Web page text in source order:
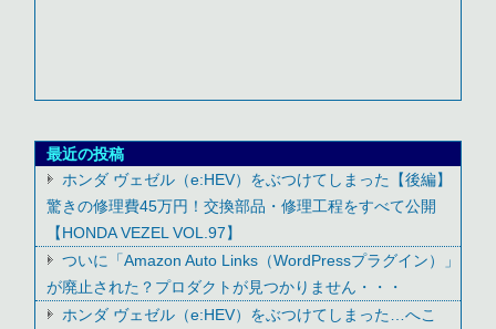
最近の投稿
ホンダ ヴェゼル（e:HEV）をぶつけてしまった【後編】
驚きの修理費45万円！交換部品・修理工程をすべて公開
【HONDA VEZEL VOL.97】
ついに「Amazon Auto Links（WordPressプラグイン）」
が廃止された？プロダクトが見つかりません・・・
ホンダ ヴェゼル（e:HEV）をぶつけてしまった…へこ